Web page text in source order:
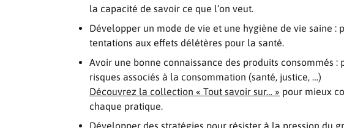
la capacité de savoir ce que l’on veut.
Développer un mode de vie et une hygiène de vie saine :
tentations aux effets délétères pour la santé.
Avoir une bonne connaissance des produits consommés
risques associés à la consommation (santé, justice, …)
Découvrez la collection « Tout savoir sur… » pour mieux
chaque pratique.
Développer des stratégies pour résister à la pression du